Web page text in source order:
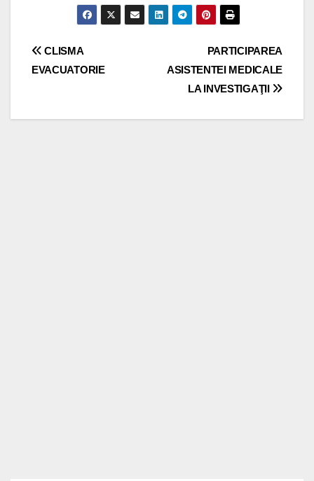
Post
PARTICIPAREA
ASISTENTEI MEDICALE
LA INVESTIGAŢII
CLISMA
EVACUATORIE